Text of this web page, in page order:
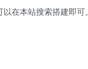
在本站搜索搭建即可。